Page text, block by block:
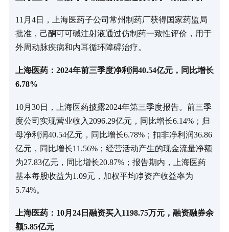
11月4日，上海医药子公司常州制药厂获得国家药监局
批准，己酮可可碱注射液通过仿制药一致性评价，用于
外周动脉疾病和内耳循环障碍治疗。
上海医药：2024年前三季度净利润40.54亿元，同比增长
6.78%
10月30日，上海医药披露2024年第三季度报告。前三季
度公司实现营业收入2096.29亿元，同比增长6.14%；归
母净利润40.54亿元，同比增长6.78%；扣非净利润36.86
亿元，同比增长11.56%；经营活动产生的现金流量净额
为27.83亿元，同比增长20.87%；报告期内，上海医药
基本每股收益为1.09元，加权平均净资产收益率为
5.74%。
上海医药：10月24日融资买入1198.75万元，融资融券余
额5.85亿元